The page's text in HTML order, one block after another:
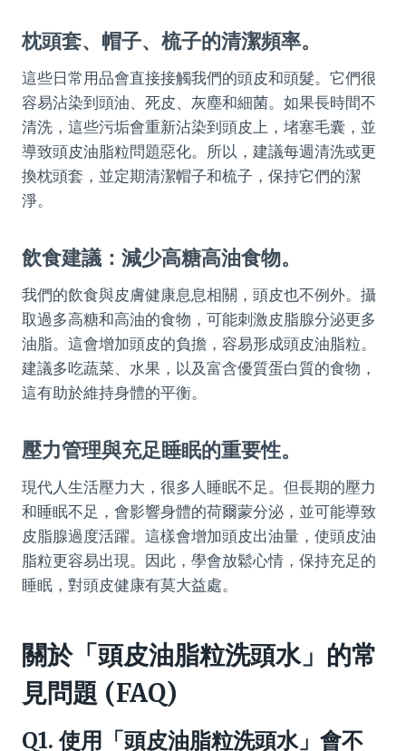
枕頭套、帽子、梳子的清潔頻率。
這些日常用品會直接接觸我們的頭皮和頭髮。它們很
容易沾染到頭油、死皮、灰塵和細菌。如果長時間不
清洗，這些污垢會重新沾染到頭皮上，堵塞毛囊，並
導致頭皮油脂粒問題惡化。所以，建議每週清洗或更
換枕頭套，並定期清潔帽子和梳子，保持它們的潔
淨。
飲食建議：減少高糖高油食物。
我們的飲食與皮膚健康息息相關，頭皮也不例外。攝
取過多高糖和高油的食物，可能刺激皮脂腺分泌更多
油脂。這會增加頭皮的負擔，容易形成頭皮油脂粒。
建議多吃蔬菜、水果，以及富含優質蛋白質的食物，
這有助於維持身體的平衡。
壓力管理與充足睡眠的重要性。
現代人生活壓力大，很多人睡眠不足。但長期的壓力
和睡眠不足，會影響身體的荷爾蒙分泌，並可能導致
皮脂腺過度活躍。這樣會增加頭皮出油量，使頭皮油
脂粒更容易出現。因此，學會放鬆心情，保持充足的
睡眠，對頭皮健康有莫大益處。
關於「頭皮油脂粒洗頭水」的常
見問題 (FAQ)
Q1. 使用「頭皮油脂粒洗頭水」會不